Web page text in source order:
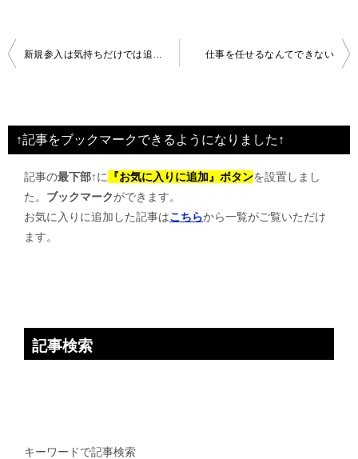
投
ビ
ゲ
仕事を任せるなんてできない
↑記事をブックマークできるようになりました↑
記事の最下部↑に 『お気に入りに追加』ボタンを設置しまし
た。 ブックマークができます。
お気に入りに追加した記事はこちらから一覧がご覧いただけ
ます。
記事検索
キーワードで記事検索